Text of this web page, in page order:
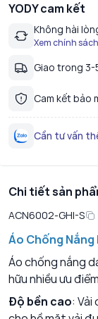
YODY cam kết
Không hài
Xem chính sách
Giao trong 3-
Cam kết bảo
Cần tư vấn
Chi tiết sản
ACN6002-GHI-S
Áo Chống Nắng
Áo chống nắng
hữu nhiều ưu
Độ bền cao: